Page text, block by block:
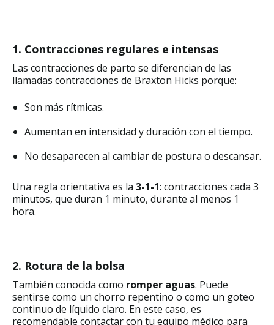
1. Contracciones regulares e intensas
Las contracciones de parto se diferencian de las
llamadas contracciones de Braxton Hicks porque:
Son más rítmicas.
Aumentan en intensidad y duración con el tiempo.
No desaparecen al cambiar de postura o descansar.
Una regla orientativa es la 3-1-1: contracciones cada 3
minutos, que duran 1 minuto, durante al menos 1
hora.
2. Rotura de la bolsa
También conocida como romper aguas. Puede
sentirse como un chorro repentino o como un goteo
continuo de líquido claro. En este caso, es
recomendable contactar con tu equipo médico para